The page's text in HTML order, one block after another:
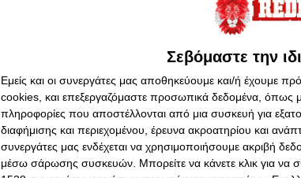
Σεβόμαστε την
Εμείς και οι συνεργάτες μας αποθηκεύουμε και/ή έχουμε
cookies, και επεξεργαζόμαστε προσωπικά δεδομένα, όπως
πληροφορίες που αποστέλλονται από μια συσκευή για
διαφήμισης και περιεχομένου, έρευνα ακροατηρίου και
συνεργάτες μας ενδέχεται να χρησιμοποιήσουμε ακριβή
μέσω σάρωσης συσκευών. Μπορείτε να κάνετε κλικ για να
Σάββατο, 27 Φεβρουαρίου 2016 - 11:57
Όπως ακριβώς τα είπε ο Γιώργος!
Τα πάντα εξαρτώνται από τον Ολυμπιακό! To
μπορεί να κάνει το "6 στα 6".